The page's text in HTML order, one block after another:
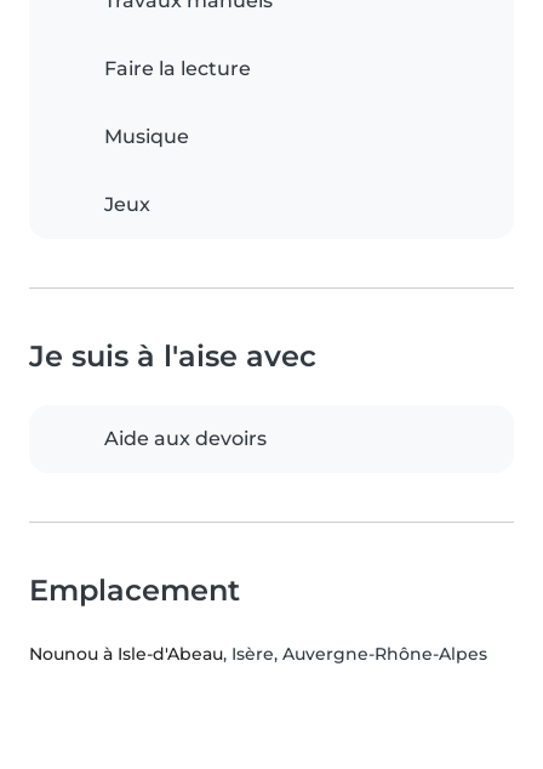
Faire la lecture
Musique
Jeux
Je suis à l'aise avec
Aide aux devoirs
Emplacement
Nounou à Isle-d'Abeau, Isère, Auvergne-Rhône-Alpes